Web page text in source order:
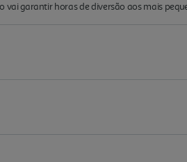
garantir horas de diversão aos mais